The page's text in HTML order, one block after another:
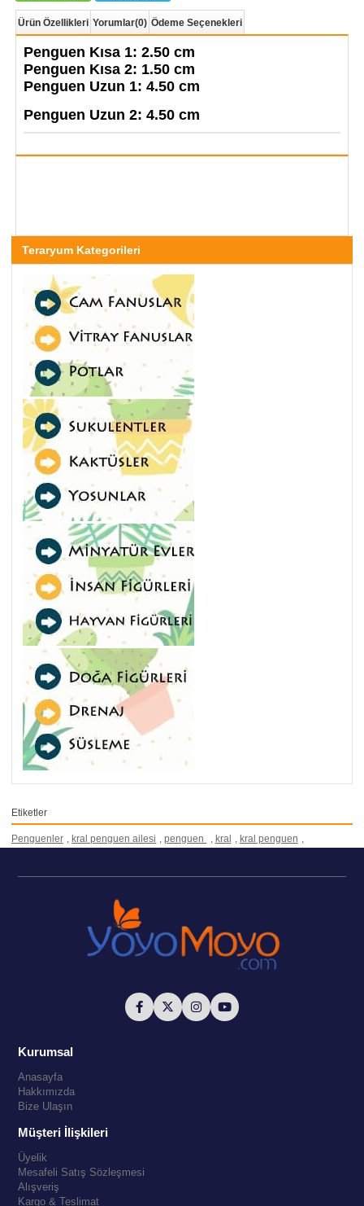
Ürün Özellikleri Yorumlar(0) Ödeme Seçenekleri
Penguen Kısa 1: 2.50 cm
Penguen Kısa 2: 1.50 cm
Penguen Uzun 1: 4.50 cm
Penguen Uzun 2: 4.50 cm
Teraryum Kategorileri
Etiketler
Penguenler , kral penguen ailesi , penguen , kral , kral penguen ,
Kurumsal
Anasayfa
Hakkımızda
Bize Ulaşın
Müşteri İlişkileri
Üyelik
Mesafeli Satış Sözleşmesi
Alışveriş
Kargo & Teslimat